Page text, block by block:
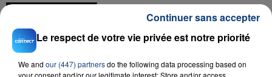
FIL D'ACTU
Le respect de votre vie privée est notre priorité
We and our (447) partnersdo the following data processing based on
your consent and/or our legitimate interest: Store and/or access
Continuer sans accepter